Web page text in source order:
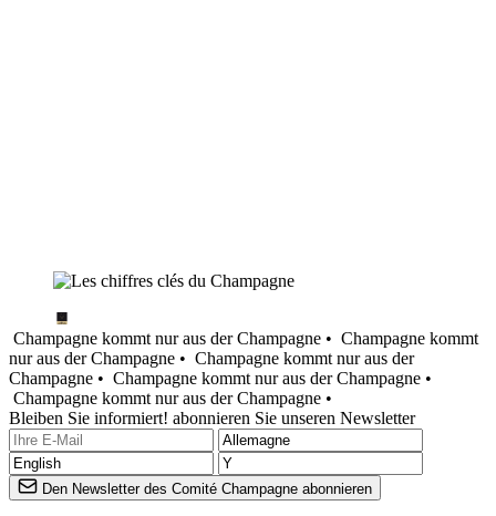
Champagne kommt nur aus der Champagne • Champagne kommt
nur aus der Champagne • Champagne kommt nur aus der
Champagne • Champagne kommt nur aus der Champagne •
Champagne kommt nur aus der Champagne •
Bleiben Sie informiert! abonnieren Sie unseren Newsletter
Den Newsletter des Comité Champagne abonnieren